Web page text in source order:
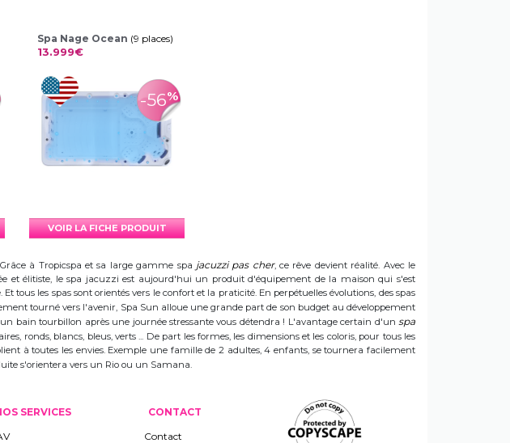
Spa Nage Ocean (9 places)
13.999€
-56%
VOIR LA FICHE PRODUIT
à Tropicspa et sa large gamme spa jacuzzi pas cher, ce rêve devient réalité. Avec le
et élitiste, le spa jacuzzi est aujourd'hui un produit d'équipement de la maison qui s'est
les spas sont orientés vers le confort et la praticité. En perpétuelles évolutions, des spas
tourné vers l'avenir, Spa Sun alloue une grande part de son budget au développement
bain tourbillon après une journée stressante vous détendra ! L'avantage certain d'un spa
ronds, blancs, bleus, verts ... De part les formes, les dimensions et les coloris, pour tous les
à toutes les envies. Exemple une famille de 2 adultes, 4 enfants, se tournera facilement
s'orientera vers un Rio ou un Samana.
SERVICES
CONTACT
Contact